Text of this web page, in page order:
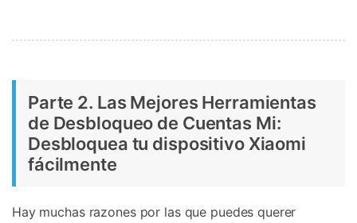
Parte 2. Las Mejores Herramientas
de Desbloqueo de Cuentas Mi:
Desbloquea tu dispositivo Xiaomi
fácilmente
Hay muchas razones por las que puedes querer